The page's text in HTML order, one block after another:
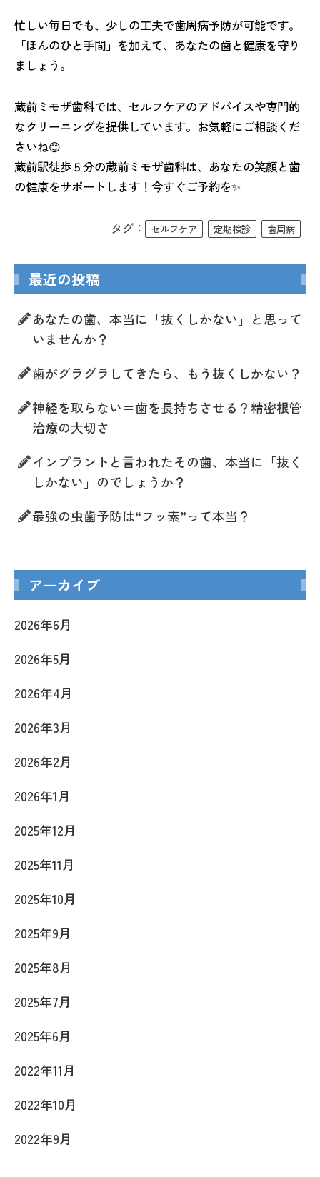
忙しい毎日でも、少しの工夫で歯周病予防が可能です。
「ほんのひと手間」を加えて、あなたの歯と健康を守り
ましょう。
蔵前ミモザ歯科では、セルフケアのアドバイスや専門的
なクリーニングを提供しています。お気軽にご相談くだ
さいね😊
蔵前駅徒歩５分の蔵前ミモザ歯科は、あなたの笑顔と歯
の健康をサポートします！今すぐご予約を✨
タグ： セルフケア 定期検診 歯周病
最近の投稿
あなたの歯、本当に「抜くしかない」と思って
いませんか？
歯がグラグラしてきたら、もう抜くしかない？
神経を取らない＝歯を長持ちさせる？精密根管
治療の大切さ
インプラントと言われたその歯、本当に「抜く
しかない」のでしょうか？
最強の虫歯予防は“フッ素”って本当？
アーカイブ
2026年6月
2026年5月
2026年4月
2026年3月
2026年2月
2026年1月
2025年12月
2025年11月
2025年10月
2025年9月
2025年8月
2025年7月
2025年6月
2022年11月
2022年10月
2022年9月